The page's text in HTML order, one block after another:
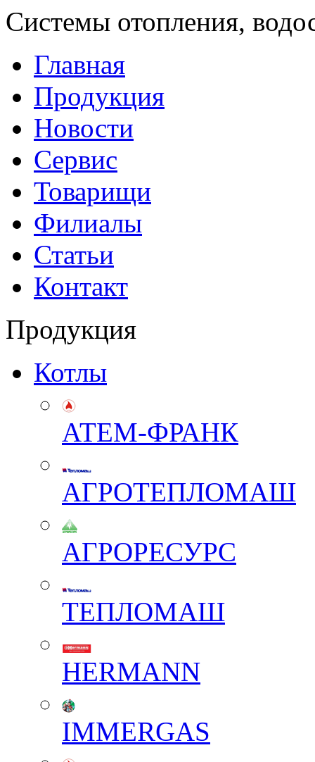
Системы отопления,
Главная
Продукция
Новости
Сервис
Товарищи
Филиалы
Статьи
Контакт
Продукция
Котлы
АТЕМ-ФРАНК
АГРОТЕПЛОМАШ
АГРОРЕСУРС
ТЕПЛОМАШ
HERMANN
IMMERGAS